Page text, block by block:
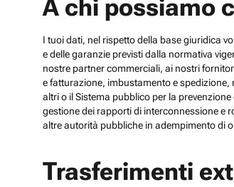
A chi possiamo
I tuoi dati, nel rispetto della base giuridica
e delle garanzie previsti dalla normativa
nostre partner commerciali, ai nostri
e fatturazione, imbustamento e spedizione,
altri o il Sistema pubblico per la
gestione dei rapporti di interconnessione e
altre autorità pubbliche in adempimento di
Trasferimenti